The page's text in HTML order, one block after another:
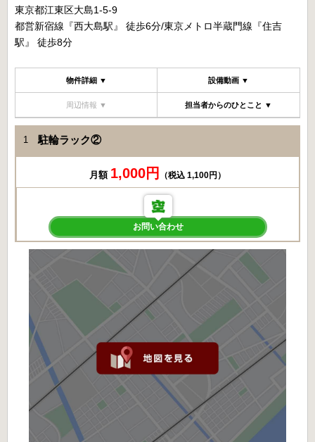
東京都江東区大島1-5-9
都営新宿線『西大島駅』 徒歩6分/東京メトロ半蔵門線『住吉
駅』 徒歩8分
物件詳細 ▼ 設備動画 ▼
周辺情報 ▼ 担当者からのひとこと ▼
1 駐輪ラック②
月額 1,000円 （税込 1,100円）
お問い合わせ